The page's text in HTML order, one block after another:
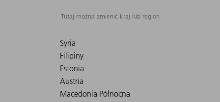
Tutaj można zmienić kraj lub region